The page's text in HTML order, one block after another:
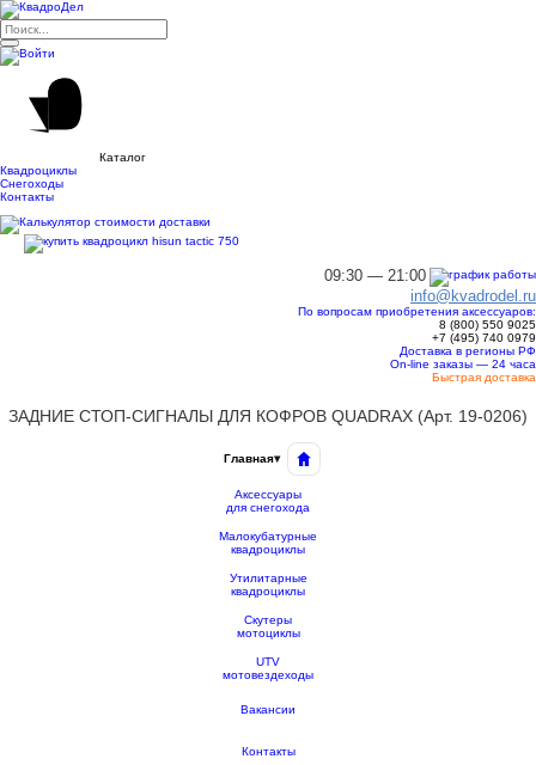
Каталог
Квадроциклы
Снегоходы
Контакты
09:30 — 21:00
info@kvadrodel.ru
По вопросам приобретения аксессуаров:
8 (800) 550 9025
+7 (495) 740 0979
Доставка в регионы РФ
On-line заказы — 24 часа
Быстрая доставка
ЗАДНИЕ СТОП-СИГНАЛЫ ДЛЯ КОФРОВ QUADRAX (Арт. 19-0206)
Главная▾
Аксессуары
для снегохода
Малокубатурные
квадроциклы
Утилитарные
квадроциклы
Скутеры
мотоциклы
UTV
мотовездеходы
Вакансии
Контакты